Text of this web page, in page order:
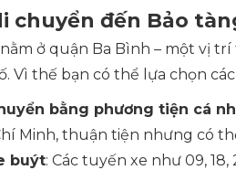
chuyển đến Bảo
ở quận Ba Bình – một vị
Vì thế bạn có thể lựa chọn
bằng phương tiện cá
Minh, thuận tiện nhưng có
buýt: Các tuyến xe như 09,